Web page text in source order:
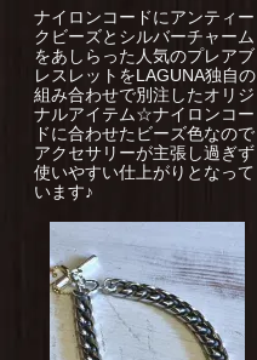
ナイロンコードにアンティー
クビーズとシルバーチャーム
をあしらった人気のプレアブ
レスレットをLAGUNA独自の
組み合わせで別注したオリジ
ナルアイテム☆ナイロンコー
ドに合わせたビーズ色なので
アクセサリーが主張し過ぎず
使いやすい仕上がりとなって
います♪